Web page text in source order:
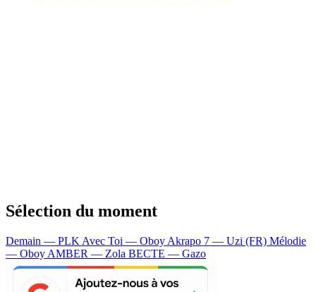
Sélection du moment
Demain — PLK Avec Toi — Oboy Akrapo 7 — Uzi (FR) Mélodie
— Oboy AMBER — Zola BECTE — Gazo